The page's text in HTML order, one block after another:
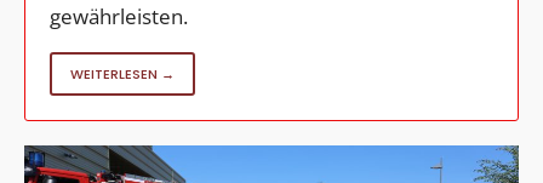
gewährleisten.
WEITERLESEN →